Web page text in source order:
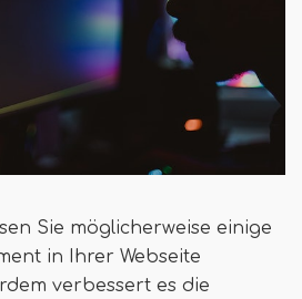
Sie möglicherweise einige
in Ihrer Webseite
verbessert es die